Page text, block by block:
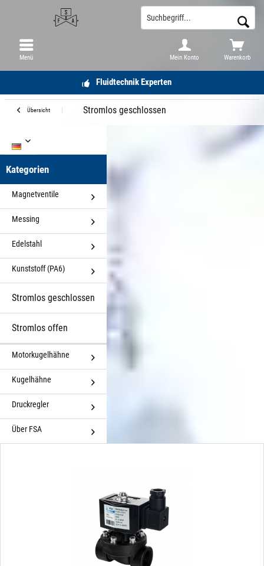
Fluidtechnik Experten
Warenkorb
Mein Konto
Menü
Übersicht Stromlos geschlossen
Kategorien
Magnetventile
Messing
Edelstahl
Kunststoff (PA6)
Stromlos geschlossen
Stromlos offen
Motorkugelhähne
Kugelhähne
Druckregler
Über FSA